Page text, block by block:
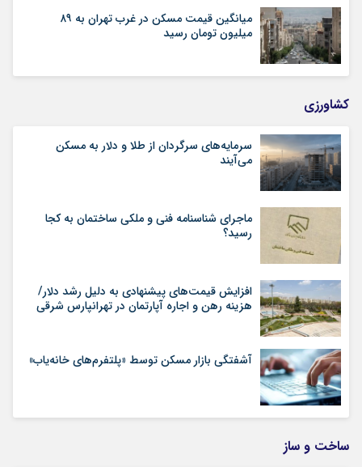
میانگین قیمت مسکن در غرب تهران به ۸۹
میلیون تومان رسید
کشاورزی
سرمایه‌های سرگردان از طلا و دلار به مسکن
می‌آیند
ماجرای شناسنامه‌ فنی و ملکی ساختمان به کجا
رسید؟
افزایش قیمت‌های پیشنهادی به دلیل رشد دلار/
هزینه رهن و اجاره آپارتمان در تهرانپارس شرقی
آشفتگی بازار مسکن توسط «پلتفرم‌های خانه‌یاب»
ساخت و ساز